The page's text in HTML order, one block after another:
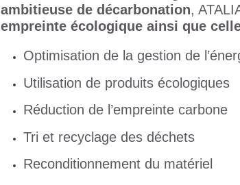
ambitieuse de décarbonation,
empreinte écologique ainsi que
Optimisation de la gestion de
Utilisation de produits écologiques
Réduction de l’empreinte carbone
Tri et recyclage des déchets
Reconditionnement du matériel